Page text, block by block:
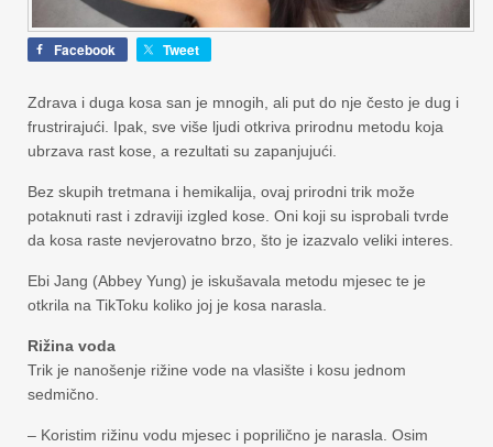
Facebook Tweet
Zdrava i duga kosa san je mnogih, ali put do nje često je dug i
frustrirajući. Ipak, sve više ljudi otkriva prirodnu metodu koja
ubrzava rast kose, a rezultati su zapanjujući.
Bez skupih tretmana i hemikalija, ovaj prirodni trik može
potaknuti rast i zdraviji izgled kose. Oni koji su isprobali tvrde
da kosa raste nevjerovatno brzo, što je izazvalo veliki interes.
Ebi Jang (Abbey Yung) je iskušavala metodu mjesec te je
otkrila na TikToku koliko joj je kosa narasla.
Rižina voda
Trik je nanošenje rižine vode na vlasište i kosu jednom
sedmično.
– Koristim rižinu vodu mjesec i poprilično je narasla. Osim